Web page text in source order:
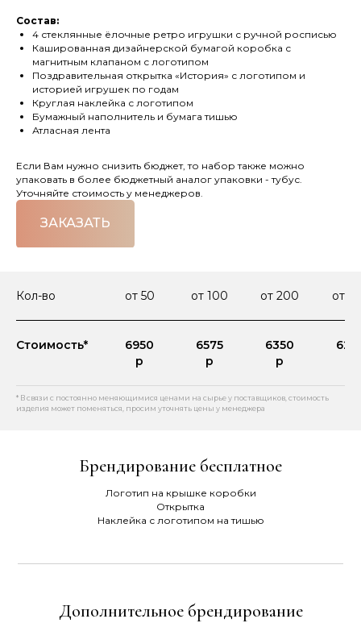
Состав:
4 стеклянные ёлочные ретро игрушки с ручной росписью
Кашированная дизайнерской бумагой коробка с
магнитным клапаном с логотипом
Поздравительная открытка «История» с логотипом и
историей игрушек по годам
Круглая наклейка с логотипом
Бумажный наполнитель и бумага тишью
Атласная лента
Если Вам нужно снизить бюджет, то набор также можно
упаковать в более бюджетный аналог упаковки - тубус.
Уточняйте стоимость у менеджеров.
ЗАКАЗАТЬ
Кол-во от 50 от 100 от 200 от
Стоимость*
6950
р
6575
р
6350
р
* В связи с постоянно меняющимися ценами на сырье у поставщиков, стоимость
изделия может поменяться, просим уточнять цены у менеджера
Брендирование бесплатное
Логотип на крышке коробки
Открытка
Наклейка с логотипом на тишью
Дополнительное брендирование